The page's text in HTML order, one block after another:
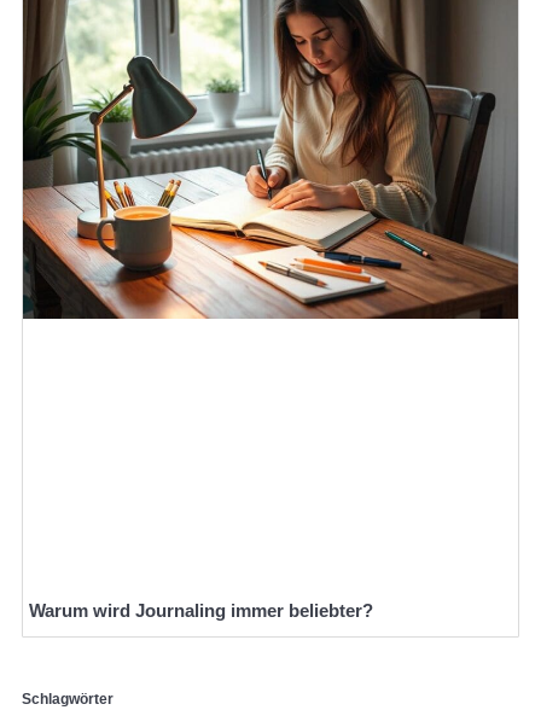
Warum wird Journaling immer beliebter?
Schlagwörter